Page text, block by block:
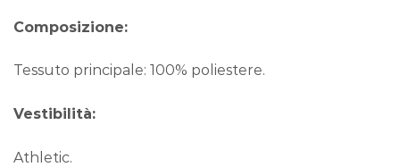
Composizione:
Tessuto principale: 100% poliestere.
Vestibilità:
Athletic.